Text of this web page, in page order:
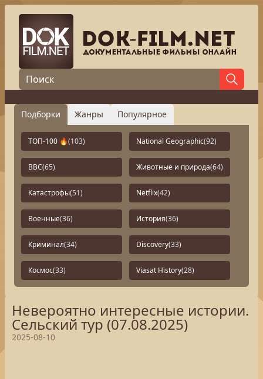
Подборки Жанры Популярное
ТОП-100 🔥(103) National Geographic(92)
BBC(65) Животные и природа(64)
Катастрофы(51) Netflix(42)
Военные(36) История(36)
Криминал(34) Discovery(33)
Космос(33) Viasat History(28)
Невероятно интересные истории.
Сельский тур (07.08.2025)
2025-08-10